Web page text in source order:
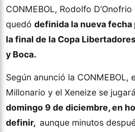
CONMEBOL, Rodolfo
quedó definida la nueva fecha
la final de la Copa
y Boca.
Según anunció la CONMEBOL,
Millonario y el Xeneize se
domingo 9 de diciembre, en
definir, aunque minutos